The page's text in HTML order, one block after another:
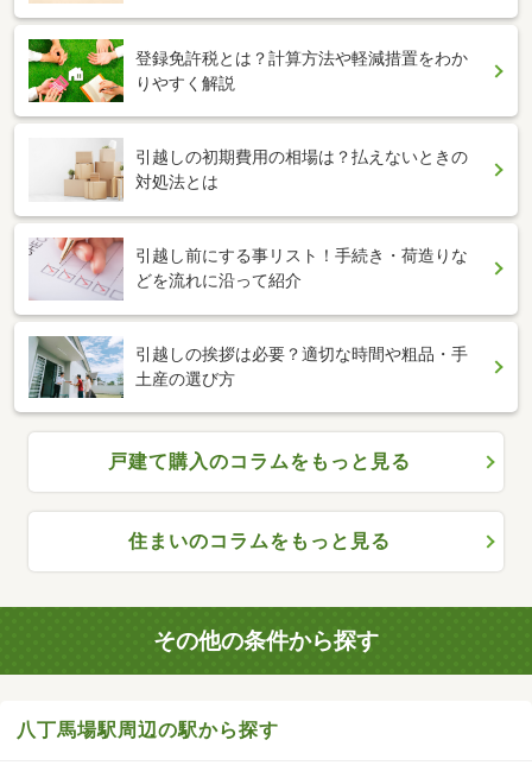
登録免許税とは？計算方法や軽減措置をわか
りやすく解説
引越しの初期費用の相場は？払えないときの
対処法とは
引越し前にする事リスト！手続き・荷造りな
どを流れに沿って紹介
引越しの挨拶は必要？適切な時間や粗品・手
土産の選び方
戸建て購入のコラムをもっと見る
住まいのコラムをもっと見る
その他の条件から探す
八丁馬場駅周辺の駅から探す